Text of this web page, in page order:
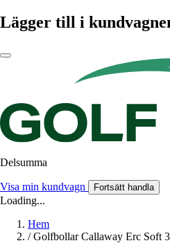
Lägger till i
Delsumma
Visa min kundvagn Fortsätt handla
Loading...
Hem
/ Golfbollar Callaway Erc Soft